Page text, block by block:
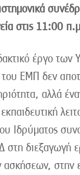
στις 11:00
έργο
ΕΜΠ δεν
αλλά
Ιδρύματος
στη διεξαγωγή
ασκήσεων, στην